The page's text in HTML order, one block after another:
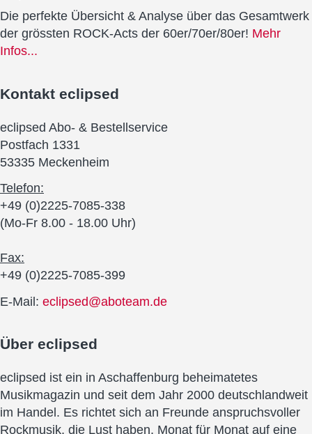
Die perfekte Übersicht & Analyse über das Gesamtwerk
der grössten ROCK-Acts der 60er/70er/80er! Mehr
Infos...
Kontakt eclipsed
eclipsed Abo- & Bestellservice
Postfach 1331
53335 Meckenheim
Telefon:
+49 (0)2225-7085-338
(Mo-Fr 8.00 - 18.00 Uhr)
Fax:
+49 (0)2225-7085-399
E-Mail: eclipsed@aboteam.de
Über eclipsed
eclipsed ist ein in Aschaffenburg beheimatetes
Musikmagazin und seit dem Jahr 2000 deutschlandweit
im Handel. Es richtet sich an Freunde anspruchsvoller
Rockmusik, die Lust haben, Monat für Monat auf eine